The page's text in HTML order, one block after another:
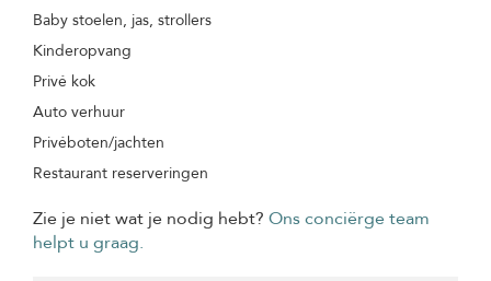
Baby stoelen, jas, strollers
Kinderopvang
Privé kok
Auto verhuur
Privéboten/jachten
Restaurant reserveringen
Zie je niet wat je nodig hebt? Ons conciërge team
helpt u graag.